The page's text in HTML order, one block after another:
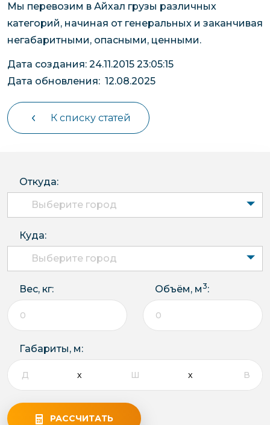
Мы перевозим в Айхал грузы различных
категорий, начиная от генеральных и заканчивая
негабаритными, опасными, ценными.
Дата создания: 24.11.2015 23:05:15
Дата обновления: 12.08.2025
К списку статей
Откуда:
Выберите город
Куда:
Выберите город
Вес, кг: Объём, м3:
Габариты, м:
РАССЧИТАТЬ